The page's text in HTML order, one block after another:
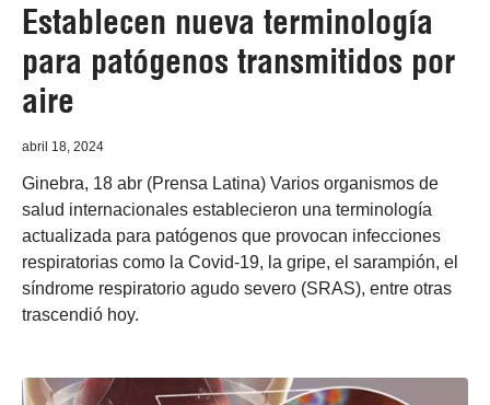
Establecen nueva terminología
para patógenos transmitidos por
aire
abril 18, 2024
Ginebra, 18 abr (Prensa Latina) Varios organismos de
salud internacionales establecieron una terminología
actualizada para patógenos que provocan infecciones
respiratorias como la Covid-19, la gripe, el sarampión, el
síndrome respiratorio agudo severo (SRAS), entre otras
trascendió hoy.